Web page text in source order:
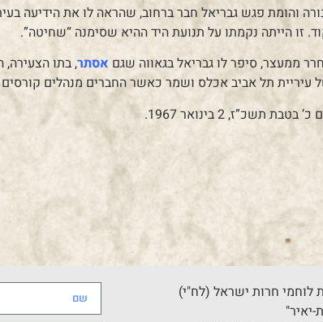
והומת פגש גבריאל חבר ברחוב, שהראה לו את הידיעה
זו הייתה נקמתו על תנועת היד ההיא שסימנה “שחיטה”.
ממעצר, סיפר לו גבריאל בגאווה שגם אסתר, בתו הצעירה,
עיריית תל אביב אכלס ושמר כאשר החברים מנהלים
תשכ”ז, 2 בינואר 1967.
חרות ישראל (לח"י)
יאיר"